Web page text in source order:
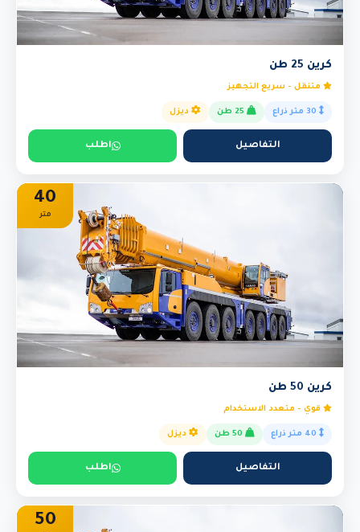
كرين 25 طن
متنقل - سريع التجهيز
ديزل
التفاصيل اطلب
40
متر
كرين 50 طن
قوي - متعدد الاستخدام
ديزل
التفاصيل اطلب
50